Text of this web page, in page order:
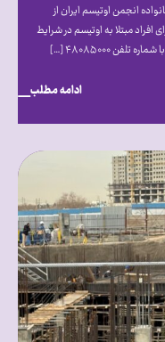
انجمن اوتیسم ایران از
افراد مبتلا به اوتیسم در شرایط
۴۸۰۸۵۰۰۰ […]
ادامه مطلب